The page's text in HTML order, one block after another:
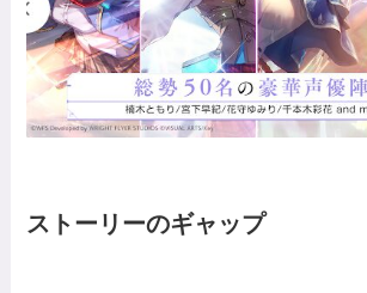
ストーリーのギャップ